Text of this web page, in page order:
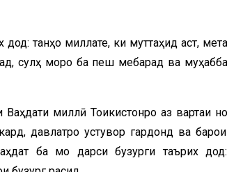
танҳо миллате, ки муттаҳид аст,
сулҳ моро ба пеш мебарад ва
миллӣ Тоҷикистонро аз вартаи
давлатро устувор гардонд ва
ба мо дарси бузурги таърих